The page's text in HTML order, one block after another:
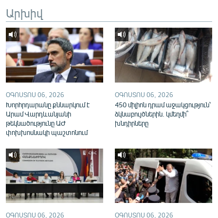
English
Русский
ՀԵՏԵՎԵՔ ՄԵԶ
«Ազատության» բոլոր կայքերը
Արխիվ
ՕԳՈՍՏՈՍ 06, 2026
Խորհրդարանը քննարկում է
Արամ Վարդևանյանի
թեկնածությունը ԱԺ
փոխխոսնակի պաշտոնում
ՕԳՈՍՏՈՍ 06, 2026
450 միլիոն դրամ աջակցություն՝
ձկնաբույծներին. կմեղմի՞
խնդիրները
ՕԳՈՍՏՈՍ 06, 2026 ՕԳՈՍՏՈՍ 06, 2026